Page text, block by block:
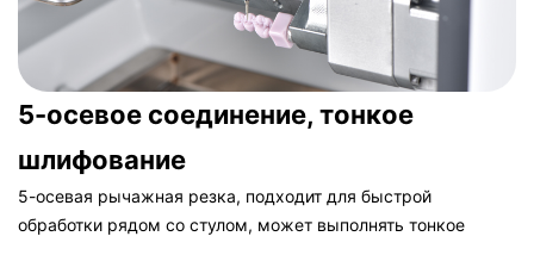
5-осевое соединение, тонкое
шлифование
5-осевая рычажная резка, подходит для быстрой
обработки рядом со стулом, может выполнять тонкое